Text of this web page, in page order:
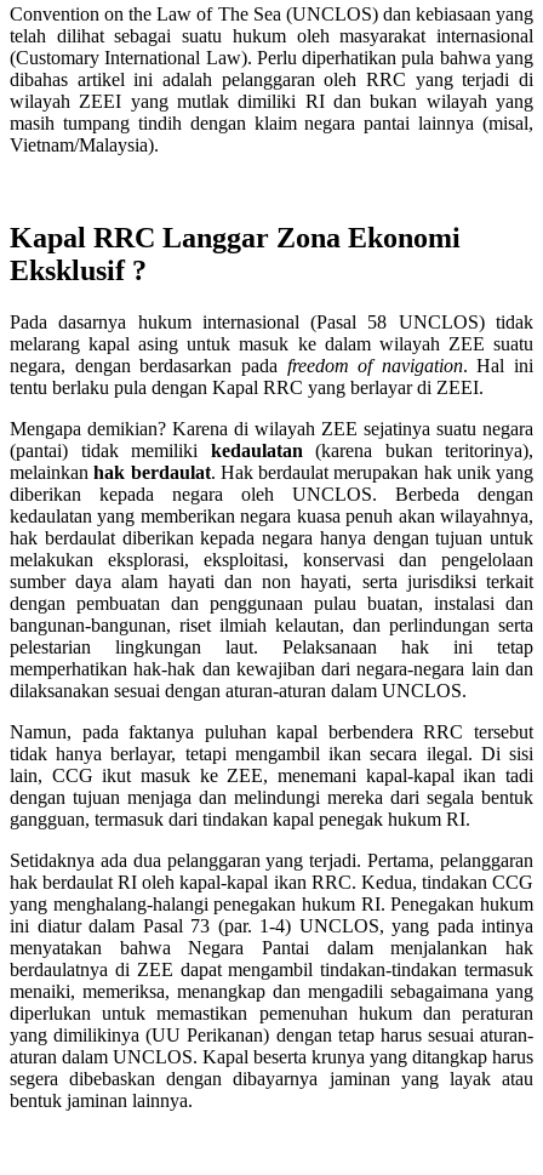
Convention on the Law of The Sea (UNCLOS) dan kebiasaan yang
telah dilihat sebagai suatu hukum oleh masyarakat internasional
(Customary International Law). Perlu diperhatikan pula bahwa yang
dibahas artikel ini adalah pelanggaran oleh RRC yang terjadi di
wilayah ZEEI yang mutlak dimiliki RI dan bukan wilayah yang
masih tumpang tindih dengan klaim negara pantai lainnya (misal,
Vietnam/Malaysia).
Kapal RRC Langgar Zona Ekonomi
Eksklusif ?
Pada dasarnya hukum internasional (Pasal 58 UNCLOS) tidak
melarang kapal asing untuk masuk ke dalam wilayah ZEE suatu
negara, dengan berdasarkan pada freedom of navigation. Hal ini
tentu berlaku pula dengan Kapal RRC yang berlayar di ZEEI.
Mengapa demikian? Karena di wilayah ZEE sejatinya suatu negara
(pantai) tidak memiliki kedaulatan (karena bukan teritorinya),
melainkanhak berdaulat. Hak berdaulat merupakan hak unik yang
diberikan kepada negara oleh UNCLOS. Berbeda dengan
kedaulatan yang memberikan negara kuasa penuh akan wilayahnya,
hak berdaulat diberikan kepada negara hanya dengan tujuan untuk
melakukan eksplorasi, eksploitasi, konservasi dan pengelolaan
sumber daya alam hayati dan non hayati, serta jurisdiksi terkait
dengan pembuatan dan penggunaan pulau buatan, instalasi dan
bangunan-bangunan, riset ilmiah kelautan, dan perlindungan serta
pelestarian lingkungan laut. Pelaksanaan hak ini tetap
memperhatikan hak-hak dan kewajiban dari negara-negara lain dan
dilaksanakan sesuai dengan aturan-aturan dalam UNCLOS.
Namun, pada faktanya puluhan kapal berbendera RRC tersebut
tidak hanya berlayar, tetapi mengambil ikan secara ilegal. Di sisi
lain, CCG ikut masuk ke ZEE, menemani kapal-kapal ikan tadi
dengan tujuan menjaga dan melindungi mereka dari segala bentuk
gangguan, termasuk dari tindakan kapal penegak hukum RI.
Setidaknya ada dua pelanggaran yang terjadi. Pertama, pelanggaran
hak berdaulat RI oleh kapal-kapal ikan RRC. Kedua, tindakan CCG
yang menghalang-halangi penegakan hukum RI. Penegakan hukum
ini diatur dalam Pasal 73 (par. 1-4) UNCLOS, yang pada intinya
menyatakan bahwa Negara Pantai dalam menjalankan hak
berdaulatnya di ZEE dapat mengambil tindakan-tindakan termasuk
menaiki, memeriksa, menangkap dan mengadili sebagaimana yang
diperlukan untuk memastikan pemenuhan hukum dan peraturan
yang dimilikinya (UU Perikanan) dengan tetap harus sesuai aturan-
aturan dalam UNCLOS. Kapal beserta krunya yang ditangkap harus
segera dibebaskan dengan dibayarnya jaminan yang layak atau
bentuk jaminan lainnya.